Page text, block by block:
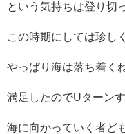
という気持ちは登り切
この時期にしては珍し
やっぱり海は落ち着く
満足したのでUターン
海に向かっていく者ど